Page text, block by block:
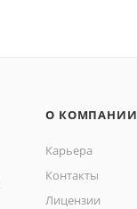
О КОМПАНИИ
Карьера
Контакты
Лицензии